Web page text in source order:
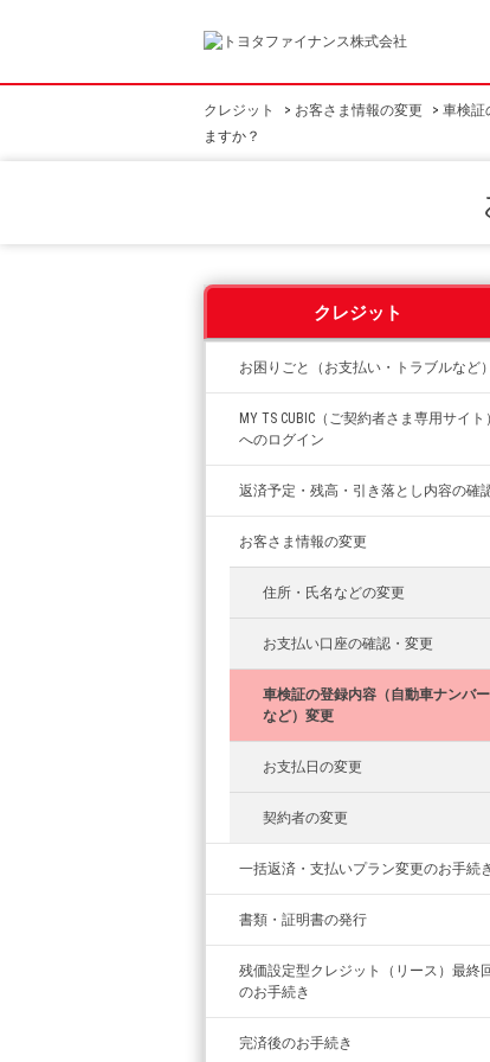
クレジット > お客さま情報の変更 > 車検証
ますか？
クレジット
お困りごと（お支払い・トラブルなど）
MY TS CUBIC（ご契約者さま専用サイト）
へのログイン
返済予定・残高・引き落とし内容の確
お客さま情報の変更
住所・氏名などの変更
お支払い口座の確認・変更
車検証の登録内容（自動車ナンバー
など）変更
お支払日の変更
契約者の変更
一括返済・支払いプラン変更のお手続
書類・証明書の発行
残価設定型クレジット（リース）最終
のお手続き
完済後のお手続き